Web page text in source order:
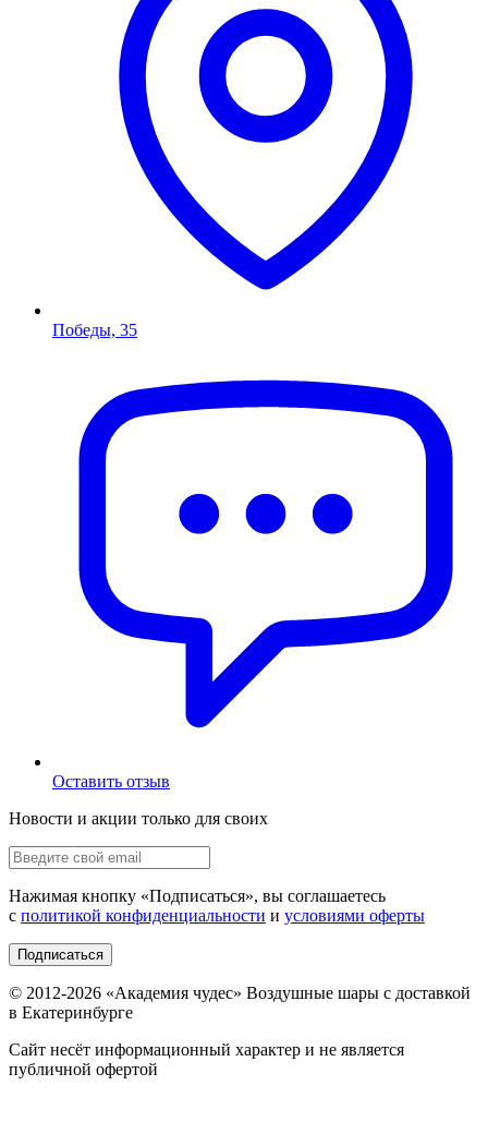
Победы, 35
Оставить отзыв
Новости и акции только для своих
Нажимая кнопку «Подписаться», вы соглашаетесь
с политикой конфиденциальности и условиями оферты
Подписаться
© 2012-2026 «Академия чудес» Воздушные шары с доставкой
в Екатеринбурге
Сайт несёт информационный характер и не является
публичной офертой